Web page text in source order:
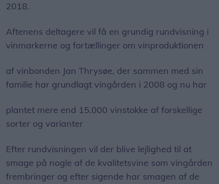
2018.
Aftenens deltagere vil få en grundig rundvisning i
vinmarkerne og fortællinger om vinproduktionen
af vinbonden Jan Thrysøe, der sammen med sin
familie har grundlagt vingården i 2008 og nu har
plantet mere end 15.000 vinstokke af forskellige
sorter og varianter
Efter rundvisningen vil der blive lejlighed til at
smage på nogle af de kvalitetsvine som vingården
frembringer og efter sigende har smagen af de